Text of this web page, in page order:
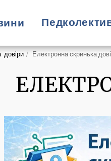
довіри Електронна скринька